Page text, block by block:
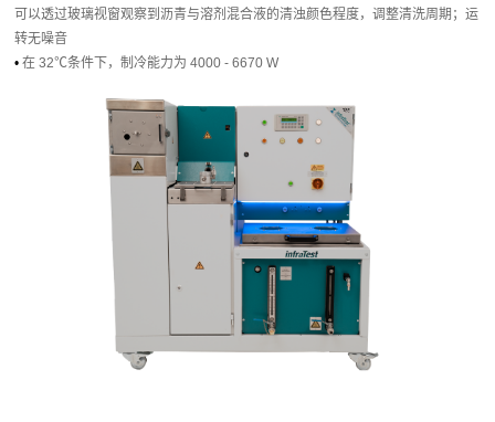
可以透过玻璃视窗观察到沥青与溶剂混合液的清浊颜色程度，调整清洗周期；运
转无噪音
•在 32℃条件下，制冷能力为 4000 - 6670 W